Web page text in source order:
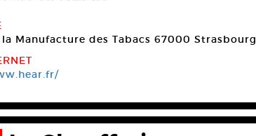
Manufacture des Tabacs 67000 Strasbourg